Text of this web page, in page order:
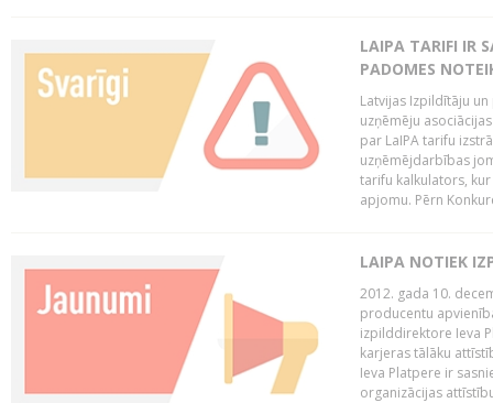
LAIPA TARIFI IR
PADOMES
Latvijas Izpildītāju
uzņēmēju
par LaIPA tarifu
uzņēmējdarbības
tarifu kalkulators,
apjomu. Pērn
LAIPA NOTIEK
2012. gada 10.
producentu
izpilddirektore Ieva
karjeras tālāku
Ieva Platpere ir
organizācijas